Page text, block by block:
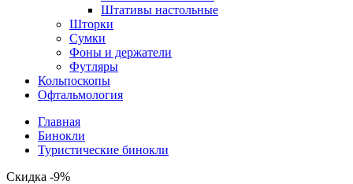
Штативы настольные
Шторки
Сумки
Фоны и держатели
Футляры
Кольпоскопы
Офтальмология
Главная
Бинокли
Туристические бинокли
Скидка -9%